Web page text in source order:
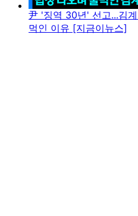
尹 '징역 30년' 선고...김
먹인 이유 [지금이뉴스]